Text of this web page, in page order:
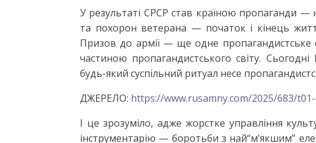
У результаті СРСР став країною пропаганди
та похорон ветерана — початок і кінець
Призов до армії — ще одне
частиною пропагандистського світу.
будь-який суспільний ритуал несе
ДЖЕРЕЛО: https://www.rusamny.com/2025/683/
І це зрозуміло, адже жорстке управління
інструментарію — боротьби з най“м’якшим”